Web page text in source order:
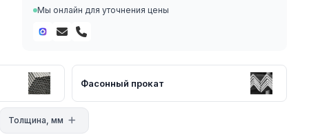
Мы онлайн для уточнения цены
Фасонный прокат
Толщина, мм